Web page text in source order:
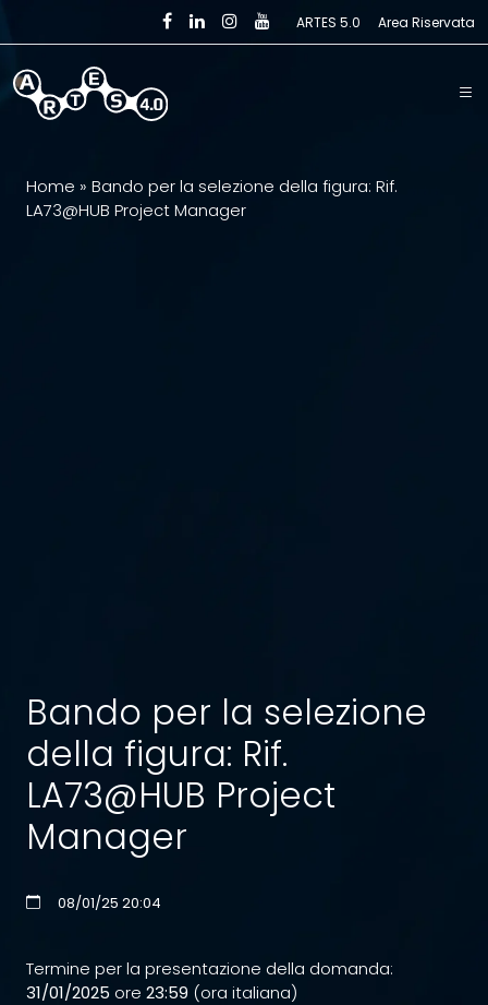
Skip to main content ARTES 5.0 Area Riservata
Home » Bando per la selezione della figura: Rif.
LA73@HUB Project Manager
Bando per la selezione
della figura: Rif.
LA73@HUB Project
Manager
08/01/25 20:04
Termine per la presentazione della domanda:
31/01/2025 ore 23:59 (ora italiana)